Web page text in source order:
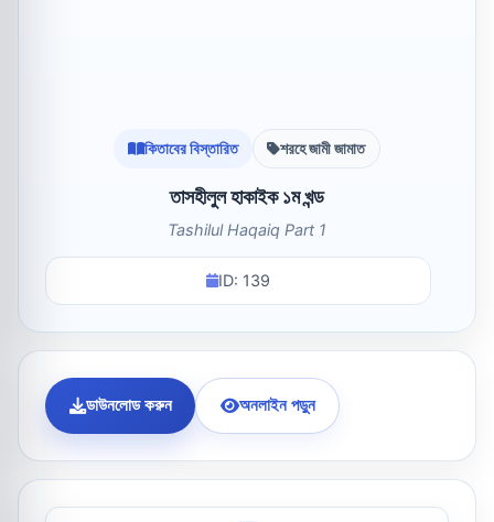
কিতাবের বিস্তারিত শরহে জামী জামাত
তাসহীলুল হাকাইক ১ম খন্ড
Tashilul Haqaiq Part 1
ID: 139
ডাউনলোড করুন অনলাইন পড়ুন